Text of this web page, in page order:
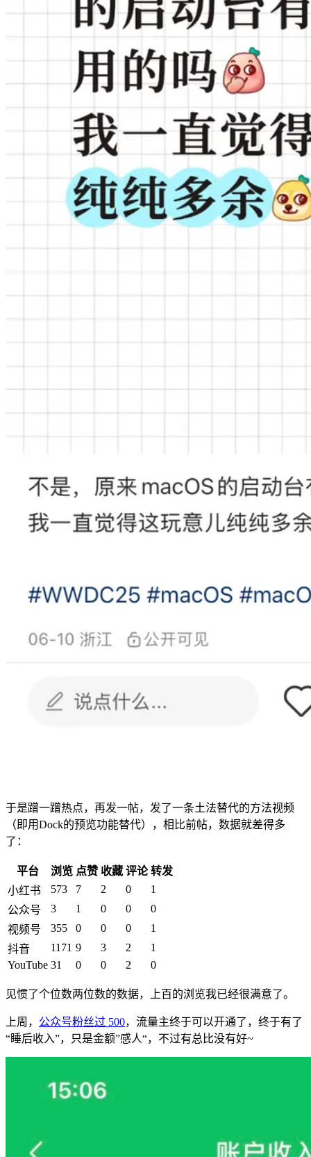
于是蹭一蹭热点，再发一帖，发了一条土法替代的方法视频
（即用Dock的预览功能替代），相比前帖，数据就差得多
了：
平台 浏览 点赞 收藏 评论 转发
小红书
573 7 2 0
1
公众号
3 1 0 0
0
视频号
355 0 0 0
1
抖音
1171 9 3 2
1
YouTube 31 0 0 2 0
见惯了个位数两位数的数据，上百的浏览我已经很满意了。
上周， 公众号粉丝过 500，流量主终于可以开通了，终于有了
“睡后收入”，只是金额”感人“，不过有总比没有好~